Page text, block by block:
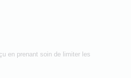
en prenant soin de limiter les